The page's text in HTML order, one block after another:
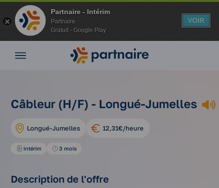
Partnaire - Intérim
Partnaire
Gratuit - Google Play
VOIR
Nos
Vos
avantages
Nos
conseils
Espace
compte
Accueiloffres
câbleur
(h/f)
Câbleur (H/F) - Longué-Jumelles
Longué-Jumelles 12,31€/heure
intérim 3 mois
Description de l'offre